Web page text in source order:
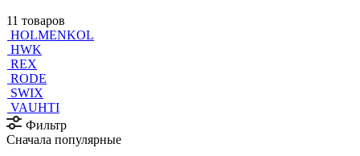
11 товаров
HOLMENKOL
HWK
REX
RODE
SWIX
VAUHTI
Фильтр
Сначала популярные